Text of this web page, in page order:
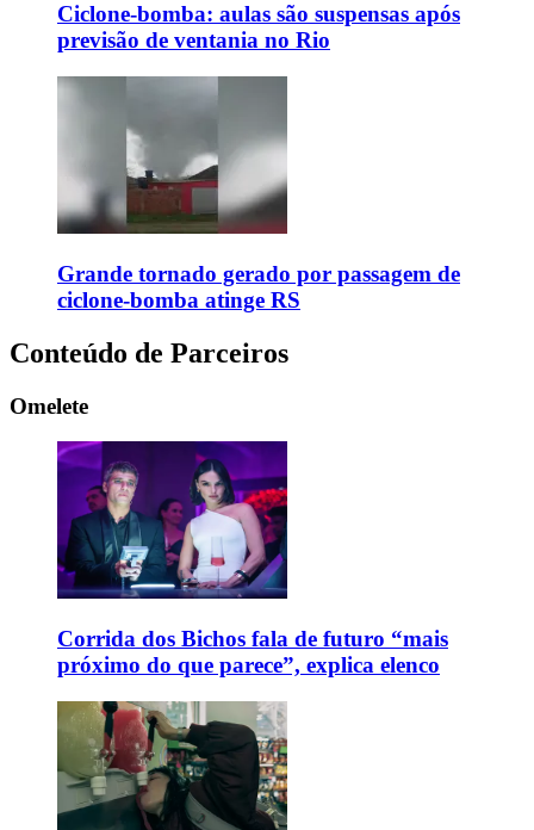
Ciclone-bomba: aulas são suspensas após
previsão de ventania no Rio
Grande tornado gerado por passagem de
ciclone-bomba atinge RS
Conteúdo de Parceiros
Omelete
Corrida dos Bichos fala de futuro “mais
próximo do que parece”, explica elenco